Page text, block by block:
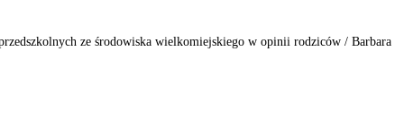
ze środowiska wielkomiejskiego w opinii rodziców / Barbara